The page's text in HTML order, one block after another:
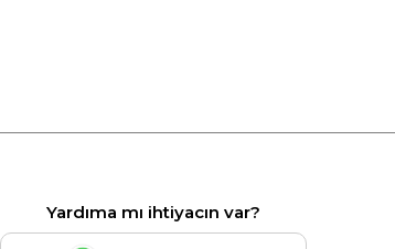
Yardıma mı ihtiyacın var?